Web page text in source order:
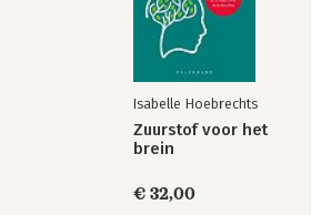
Isabelle Hoebrechts
Zuurstof voor het
brein
€ 32,00